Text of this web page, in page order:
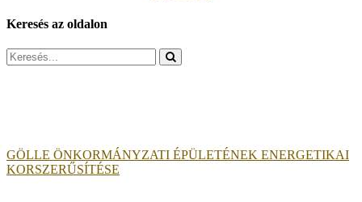
Keresés az oldalon
Search
for:
GÖLLE ÖNKORMÁNYZATI ÉPÜLETÉNEK ENERGETIKAI
KORSZERŰSÍTÉSE